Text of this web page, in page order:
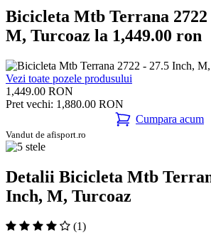
Bicicleta Mtb Terrana 2722
M, Turcoaz la 1,449.00 ron
Vezi toate pozele produsului
1,449.00 RON
Pret vechi: 1,880.00 RON
Cumpara acum
Vandut de afisport.ro
Detalii Bicicleta Mtb
Inch, M, Turcoaz
(1)